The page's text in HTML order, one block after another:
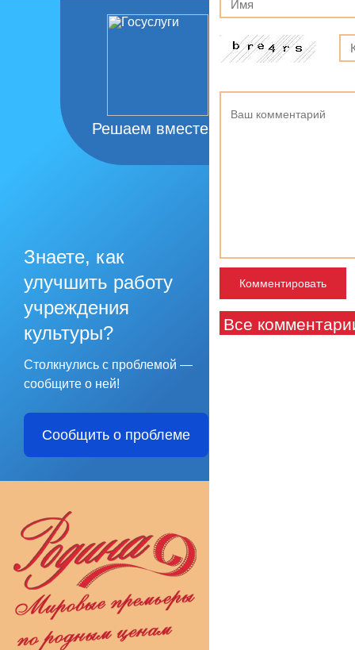
Решаем вместе
Знаете, как
улучшить работу
учреждения
культуры?
Столкнулись с проблемой —
сообщите о ней!
Сообщить о проблеме
Все